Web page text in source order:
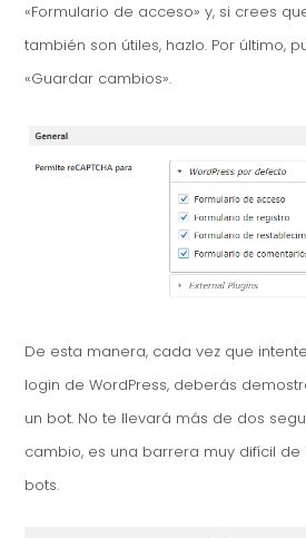
«Formulario de acceso» y, si crees
también son útiles, hazlo. Por último,
«Guardar cambios».
De esta manera, cada vez que
login de WordPress, deberás
un bot. No te llevará más de dos
cambio, es una barrera muy difícil
bots.